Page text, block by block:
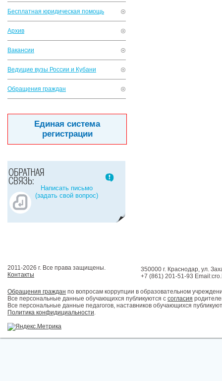
Бесплатная юридическая помощь
Архив
Вакансии
Ведущие вузы России и Кубани
Обращения граждан
Единая система
регистрации
Написать письмо
(задать свой вопрос)
2011-2026 г. Все права защищены.
Контакты
350000 г. Краснодар, ул.
+7 (861) 201-51-93
Обращения граждан по вопросам коррупции в образовательном
Все персональные данные обучающихся публикуются с согласия
Все персональные данные педагогов, наставников обучающихся
Политика конфидициальности.